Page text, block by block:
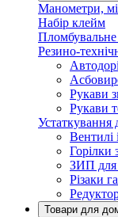
Манометри,
Набір клейм
Резино-
Рукави
Рукави
Устаткування
Вентилі
Горілки
ЗИП для
Різаки
Товари для